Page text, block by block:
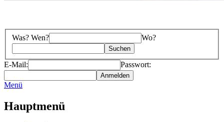
Was? Wen? Wo?
E-Mail: Passwort:
Menü
Hauptmenü